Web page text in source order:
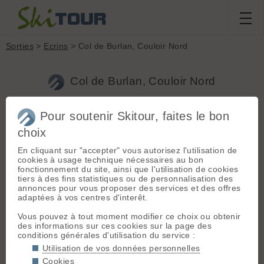
Sorties > Ecrins > Col de Burlan, Couloir Nord
Col de Burlan, Couloir Nord
Christophe en
Oisans (Les Prés)
(1639 m)
Topo associé : Col
de Burlan, Couloir
Sommet associé :
Col de Burlan (3207
m)
Sortie du samedi 24 mars 2007
Conditions nivologiques,
accès & météo
Grand beau, quelques nuages sur
froid : -4° à 8h Pas de vent
Etat de la route : sèche Altitude du
parking : 1639
Conditions de neige :
Il vaut mieux emprunter la piste de
Pour soutenir Skitour, faites le bon
choix
En cliquant sur "accepter" vous autorisez l'utilisation de
cookies à usage technique nécessaires au bon
fonctionnement du site, ainsi que l'utilisation de cookies
tiers à des fins statistiques ou de personnalisation des
annonces pour vous proposer des services et des offres
adaptées à vos centres d'interêt.
Vous pouvez à tout moment modifier ce choix ou obtenir
des informations sur ces cookies sur la page des
conditions générales d'utilisation du service :
Utilisation de vos données personnelles
Cookies